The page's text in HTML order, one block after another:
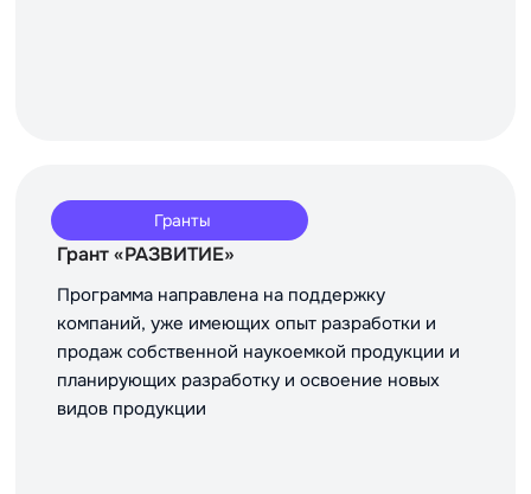
Гранты
Грант «РАЗВИТИЕ»
Программа направлена на поддержку
компаний, уже имеющих опыт разработки и
продаж собственной наукоемкой продукции и
планирующих разработку и освоение новых
видов продукции